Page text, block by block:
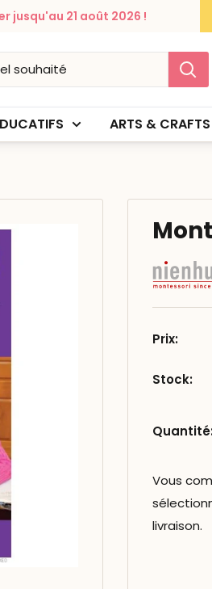
jusqu'au 21 août 2026 !
ARTS & CRAFTS
Prix:
Stock:
Vous
livraison.